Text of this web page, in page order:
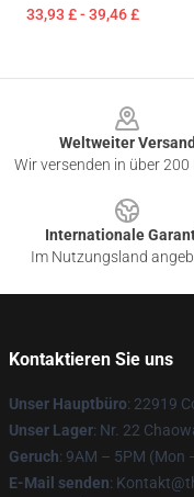
33,93 £ - 39,46 £
Weltweiter Versand
Wir versenden in über 200
Internationale
Im Nutzungsland
Kontaktieren Sie uns
Unser Hauptbüro: 22919
Unser Lager: Nr. 22
Geruch: 9AM – 5PM (Mon
E-Mail senden: